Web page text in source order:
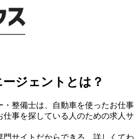
ジェントとは？
・整備士は、自動車を使ったお仕事
事を探している人のための求人サ
門サイトだからできる、詳しくてわ